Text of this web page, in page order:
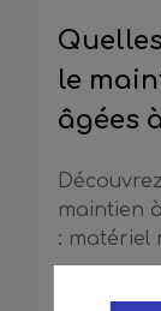
le
âgées
maintien
: matériel